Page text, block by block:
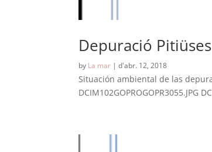
Depuració
by La mar |d'abr. 12, 2018
Situación ambiental de las
DCIM102GOPROGOPR3055.JPG